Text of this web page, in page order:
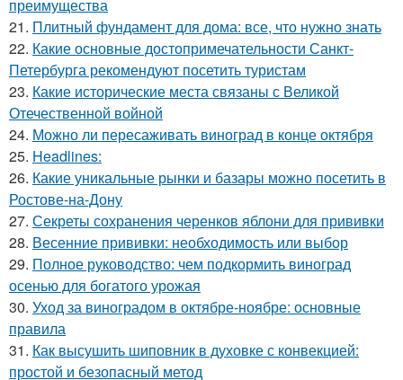
преимущества
21. Плитный фундамент для дома: все, что нужно знать
22. Какие основные достопримечательности Санкт-
Петербурга рекомендуют посетить туристам
23. Какие исторические места связаны с Великой
Отечественной войной
24. Можно ли пересаживать виноград в конце октября
25. Headlines:
26. Какие уникальные рынки и базары можно посетить в
Ростове-на-Дону
27. Секреты сохранения черенков яблони для прививки
28. Весенние прививки: необходимость или выбор
29. Полное руководство: чем подкормить виноград
осенью для богатого урожая
30. Уход за виноградом в октябре-ноябре: основные
правила
31. Как высушить шиповник в духовке с конвекцией:
простой и безопасный метод